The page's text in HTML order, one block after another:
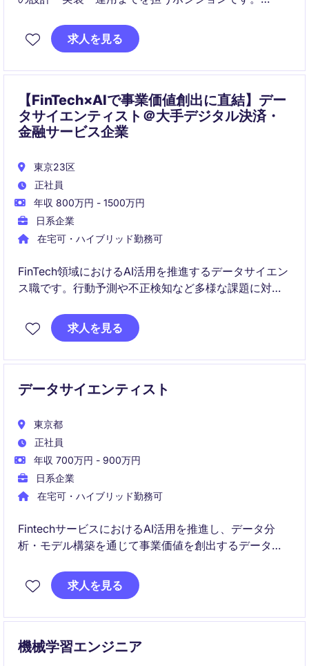
変革と価値創出を推進します。
求人を見る
【FinTech×AIで事業価値創出に直結】デー
タサイエンティスト＠大手デジタル決済・
金融サービス企業
東京23区
正社員
年収 800万円 - 1500万円
日系企業
在宅可・ハイブリッド勤務可
FinTech領域におけるAI活用を推進するデータサイエン
ス職です。行動予測や不正検知など多様な課題に対
献します。求人を見る
データサイエンティスト
東京都
正社員
年収 700万円 - 900万円
日系企業
在宅可・ハイブリッド勤務可
FintechサービスにおけるAI活用を推進し、データ分
析・モデル構築を通じて事業価値を創出するデータサ
行動予測や不正検知など、実サービスに直結するAI活
求人を見る
機械学習エンジニア